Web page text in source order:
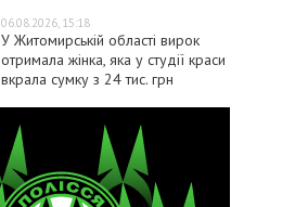
06.08.2026, 15:18
У Житомирській області вирок
отримала жінка, яка у студії краси
вкрала сумку з 24 тис. грн